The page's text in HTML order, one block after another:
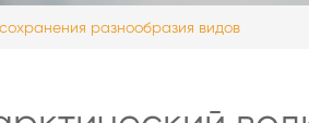
разнообразия видов